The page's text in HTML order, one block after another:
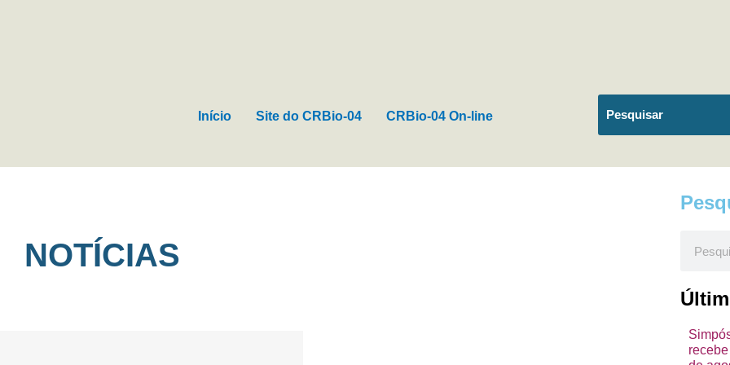
Início Site do CRBio-04 CRBio-04 On-line
NOTÍCIAS